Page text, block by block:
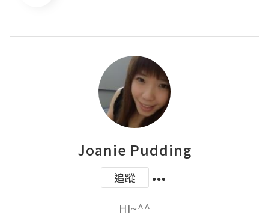
Joanie Pudding
追蹤
HI~^^